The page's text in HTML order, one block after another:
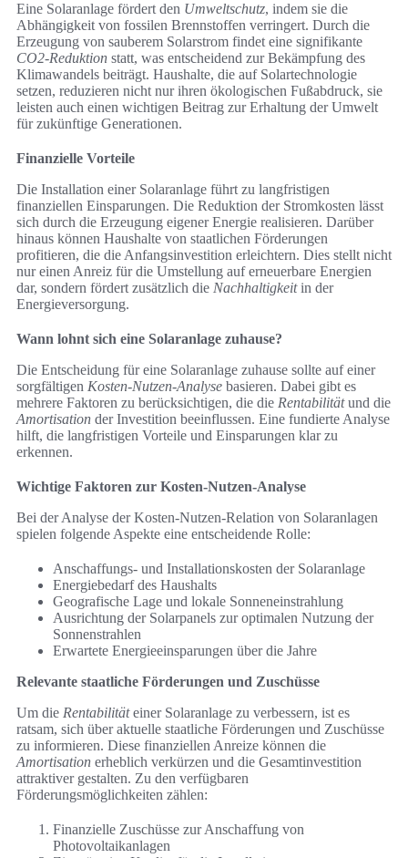
Eine Solaranlage fördert den Umweltschutz, indem sie die
Abhängigkeit von fossilen Brennstoffen verringert. Durch die
Erzeugung von sauberem Solarstrom findet eine signifikante
CO2-Reduktion statt, was entscheidend zur Bekämpfung des
Klimawandels beiträgt. Haushalte, die auf Solartechnologie
setzen, reduzieren nicht nur ihren ökologischen Fußabdruck, sie
leisten auch einen wichtigen Beitrag zur Erhaltung der Umwelt
für zukünftige Generationen.
Finanzielle Vorteile
Die Installation einer Solaranlage führt zu langfristigen
finanziellen Einsparungen. Die Reduktion der Stromkosten lässt
sich durch die Erzeugung eigener Energie realisieren. Darüber
hinaus können Haushalte von staatlichen Förderungen
profitieren, die die Anfangsinvestition erleichtern. Dies stellt nicht
nur einen Anreiz für die Umstellung auf erneuerbare Energien
dar, sondern fördert zusätzlich die Nachhaltigkeitin der
Energieversorgung.
Wann lohnt sich eine Solaranlage zuhause?
Die Entscheidung für eine Solaranlage zuhause sollte auf einer
sorgfältigen Kosten-Nutzen-Analyse basieren. Dabei gibt es
mehrere Faktoren zu berücksichtigen, die die Rentabilitätund die
Amortisation der Investition beeinflussen. Eine fundierte Analyse
hilft, die langfristigen Vorteile und Einsparungen klar zu
erkennen.
Wichtige Faktoren zur Kosten-Nutzen-Analyse
Bei der Analyse der Kosten-Nutzen-Relation von Solaranlagen
spielen folgende Aspekte eine entscheidende Rolle:
Anschaffungs- und Installationskosten der Solaranlage
Energiebedarf des Haushalts
Geografische Lage und lokale Sonneneinstrahlung
Ausrichtung der Solarpanels zur optimalen Nutzung der
Sonnenstrahlen
Erwartete Energieeinsparungen über die Jahre
Relevante staatliche Förderungen und Zuschüsse
Um die Rentabilitäteiner Solaranlage zu verbessern, ist es
ratsam, sich über aktuelle staatliche Förderungen und Zuschüsse
zu informieren. Diese finanziellen Anreize können die
Amortisation erheblich verkürzen und die Gesamtinvestition
attraktiver gestalten. Zu den verfügbaren
Förderungsmöglichkeiten zählen:
Finanzielle Zuschüsse zur Anschaffung von
Photovoltaikanlagen